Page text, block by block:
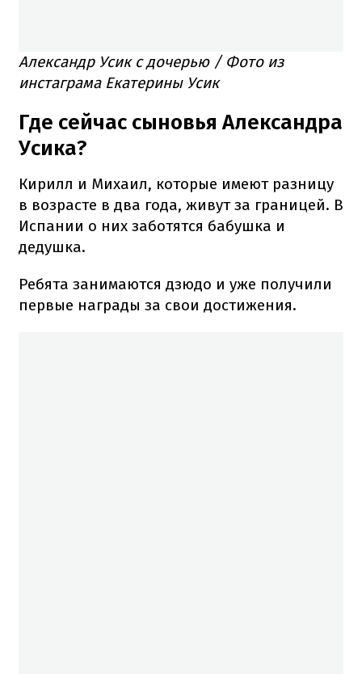
Александр Усик с дочерью / Фото из
инстаграма Екатерины Усик
Где сейчас сыновья Александра
Усика?
Кирилл и Михаил, которые имеют разницу
в возрасте в два года, живут за границей. В
Испании о них заботятся бабушка и
дедушка.
Ребята занимаются дзюдо и уже получили
первые награды за свои достижения.